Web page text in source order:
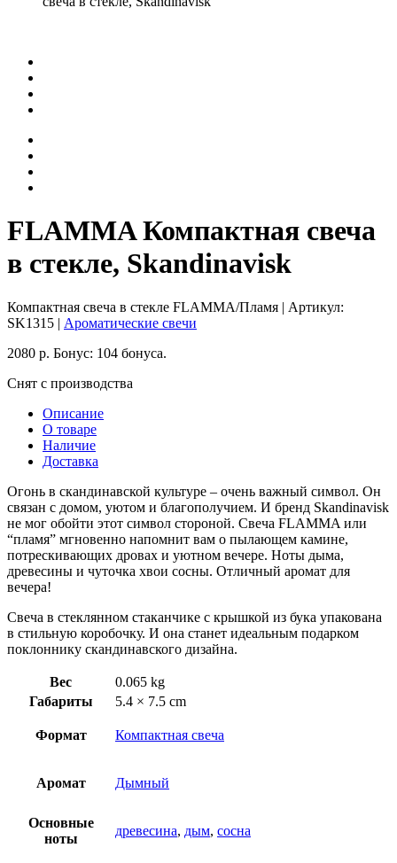
FLAMMA Компактная свеча
в стекле, Skandinavisk
Компактная свеча в стекле FLAMMA/Пламя | Артикул:
SK1315 | Ароматические свечи
2080 р. Бонус: 104 бонуса.
Снят с производства
Описание
О товаре
Наличие
Доставка
Огонь в скандинавской культуре – очень важный символ. Он
связан с домом, уютом и благополучием. И бренд Skandinavisk
не мог обойти этот символ стороной. Свеча FLAMMA или
“пламя” мгновенно напомнит вам о пылающем камине,
потрескивающих дровах и уютном вечере. Ноты дыма,
древесины и чуточка хвои сосны. Отличный аромат для
вечера!
Свеча в стеклянном стаканчике с крышкой из бука упакована
в стильную коробочку. И она станет идеальным подарком
поклоннику скандинавского дизайна.
Вес
0.065 kg
Габариты
5.4 × 7.5 cm
Формат Компактная свеча
Аромат Дымный
Основные
ноты
древесина, дым, сосна